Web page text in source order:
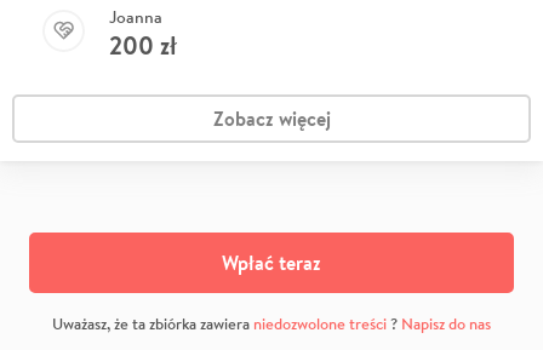
Joanna
200 zł
Zobacz więcej
Wpłać teraz
Uważasz, że ta zbiórka zawiera niedozwolone treści? Napisz do nas